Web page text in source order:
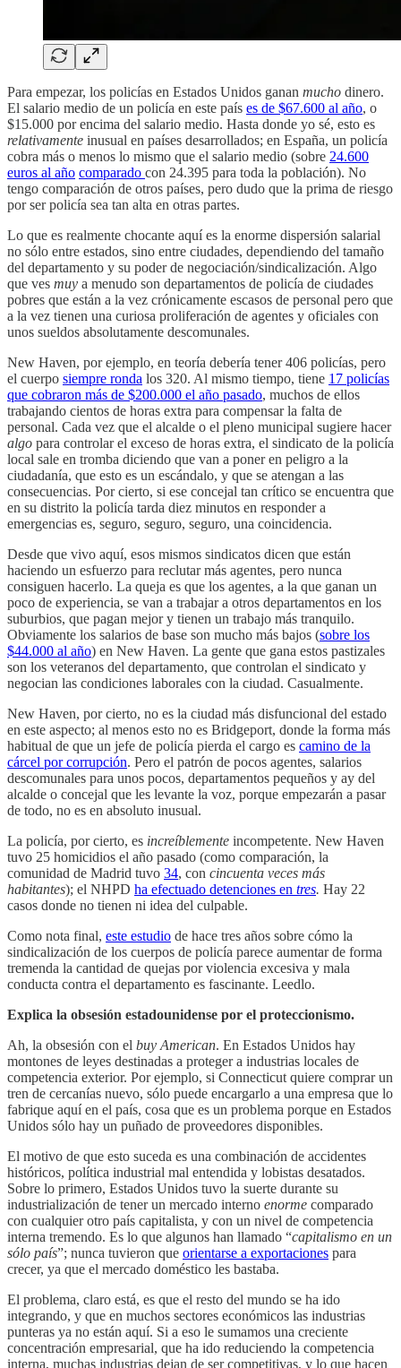
Para empezar, los policías en Estados Unidos ganan mucho dinero.
El salario medio de un policía en este país es de $67.600 al año, o
$15.000 por encima del salario medio. Hasta donde yo sé, esto es
relativamente inusual en países desarrollados; en España, un policía
cobra más o menos lo mismo que el salario medio (sobre 24.600
euros al año comparado con 24.395 para toda la población). No
tengo comparación de otros países, pero dudo que la prima de riesgo
por ser policía sea tan alta en otras partes.
Lo que es realmente chocante aquí es la enorme dispersión salarial
no sólo entre estados, sino entre ciudades, dependiendo del tamaño
del departamento y su poder de negociación/sindicalización. Algo
que ves muy a menudo son departamentos de policía de ciudades
pobres que están a la vez crónicamente escasos de personal pero que
a la vez tienen una curiosa proliferación de agentes y oficiales con
unos sueldos absolutamente descomunales.
New Haven, por ejemplo, en teoría debería tener 406 policías, pero
el cuerpo siempre ronda los 320. Al mismo tiempo, tiene 17 policías
que cobraron más de $200.000 el año pasado, muchos de ellos
trabajando cientos de horas extra para compensar la falta de
personal. Cada vez que el alcalde o el pleno municipal sugiere hacer
algo para controlar el exceso de horas extra, el sindicato de la policía
local sale en tromba diciendo que van a poner en peligro a la
ciudadanía, que esto es un escándalo, y que se atengan a las
consecuencias. Por cierto, si ese concejal tan crítico se encuentra que
en su distrito la policía tarda diez minutos en responder a
emergencias es, seguro, seguro, seguro, una coincidencia.
Desde que vivo aquí, esos mismos sindicatos dicen que están
haciendo un esfuerzo para reclutar más agentes, pero nunca
consiguen hacerlo. La queja es que los agentes, a la que ganan un
poco de experiencia, se van a trabajar a otros departamentos en los
suburbios, que pagan mejor y tienen un trabajo más tranquilo.
Obviamente los salarios de base son mucho más bajos (sobre los
$44.000 al año) en New Haven. La gente que gana estos pastizales
son los veteranos del departamento, que controlan el sindicato y
negocian las condiciones laborales con la ciudad. Casualmente.
New Haven, por cierto, no es la ciudad más disfuncional del estado
en este aspecto; al menos esto no es Bridgeport, donde la forma más
habitual de que un jefe de policía pierda el cargo es camino de la
cárcel por corrupción. Pero el patrón de pocos agentes, salarios
descomunales para unos pocos, departamentos pequeños y ay del
alcalde o concejal que les levante la voz, porque empezarán a pasar
de todo, no es en absoluto inusual.
La policía, por cierto, es increíblemente incompetente. New Haven
tuvo 25 homicidios el año pasado (como comparación, la
comunidad de Madrid tuvo 34, con cincuenta veces más
habitantes); el NHPD ha efectuado detenciones en tres. Hay 22
casos donde no tienen ni idea del culpable.
Como nota final, este estudio de hace tres años sobre cómo la
sindicalización de los cuerpos de policía parece aumentar de forma
tremenda la cantidad de quejas por violencia excesiva y mala
conducta contra el departamento es fascinante. Leedlo.
Explica la obsesión estadounidense por el proteccionismo.
Ah, la obsesión con el buy American. En Estados Unidos hay
montones de leyes destinadas a proteger a industrias locales de
competencia exterior. Por ejemplo, si Connecticut quiere comprar un
tren de cercanías nuevo, sólo puede encargarlo a una empresa que lo
fabrique aquí en el país, cosa que es un problema porque en Estados
Unidos sólo hay un puñado de proveedores disponibles.
El motivo de que esto suceda es una combinación de accidentes
históricos, política industrial mal entendida y lobistas desatados.
Sobre lo primero, Estados Unidos tuvo la suerte durante su
industrialización de tener un mercado interno enorme comparado
con cualquier otro país capitalista, y con un nivel de competencia
interna tremendo. Es lo que algunos han llamado “capitalismo en un
sólo país”; nunca tuvieron que orientarse a exportaciones para
crecer, ya que el mercado doméstico les bastaba.
El problema, claro está, es que el resto del mundo se ha ido
integrando, y que en muchos sectores económicos las industrias
punteras ya no están aquí. Si a eso le sumamos una creciente
concentración empresarial, que ha ido reduciendo la competencia
interna, muchas industrias dejan de ser competitivas, y lo que hacen